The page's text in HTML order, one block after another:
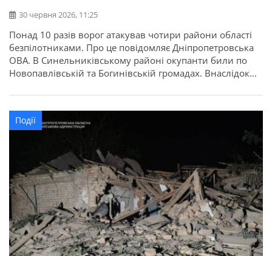
30 червня 2026, 11:25
Понад 10 разів ворог атакував чотири райони області
безпілотниками. Про це повідомляє Дніпропетровська
ОВА. В Синельниківському районі окупанти били по
Новопавлівській та Богинівській громадах. Внаслідок
будинок.
Події